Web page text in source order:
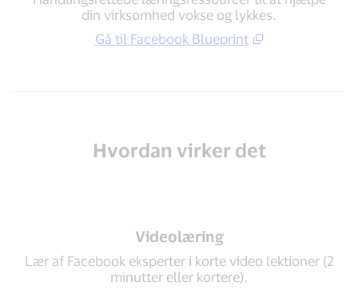
din virksomhed vokse og lykkes.
Gå til Facebook Blueprint
Hvordan virker det
Videolæring
Lær af Facebook eksperter i korte video lektioner (2
minutter eller kortere).